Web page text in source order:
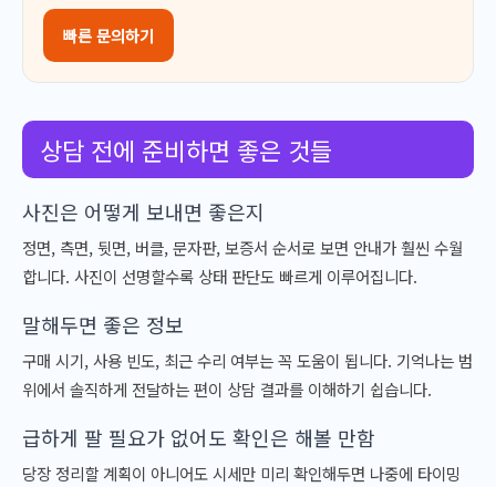
빠른 문의하기
상담 전에 준비하면 좋은 것들
사진은 어떻게 보내면 좋은지
정면, 측면, 뒷면, 버클, 문자판, 보증서 순서로 보면 안내가 훨씬 수월
합니다. 사진이 선명할수록 상태 판단도 빠르게 이루어집니다.
말해두면 좋은 정보
구매 시기, 사용 빈도, 최근 수리 여부는 꼭 도움이 됩니다. 기억나는 범
위에서 솔직하게 전달하는 편이 상담 결과를 이해하기 쉽습니다.
급하게 팔 필요가 없어도 확인은 해볼 만함
당장 정리할 계획이 아니어도 시세만 미리 확인해두면 나중에 타이밍